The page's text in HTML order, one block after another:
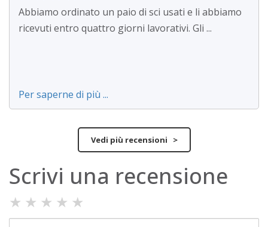
Abbiamo ordinato un paio di sci usati e li abbiamo
ricevuti entro quattro giorni lavorativi. Gli ...
Per saperne di più ...
Vedi più recensioni >
Scrivi una recensione
★ ★ ★ ★ ★